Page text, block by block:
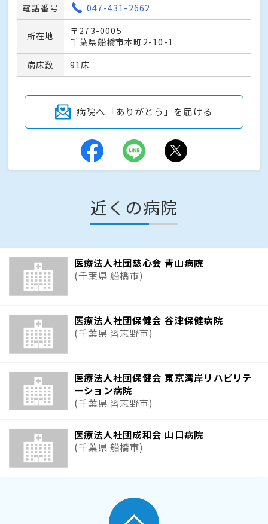
電話番号
047-431-2662
所在地
〒273-0005
千葉県船橋市本町2-10-1
病床数
91床
病院へ「ありがとう」を届ける
近くの病院
医療法人社団慈心会 青山病院
(千葉県 船橋市)
医療法人社団保健会 谷津保健病院
(千葉県 習志野市)
医療法人社団保健会 東京湾岸リハビリテ
ーション病院
(千葉県 習志野市)
医療法人社団成和会 山口病院
(千葉県 船橋市)